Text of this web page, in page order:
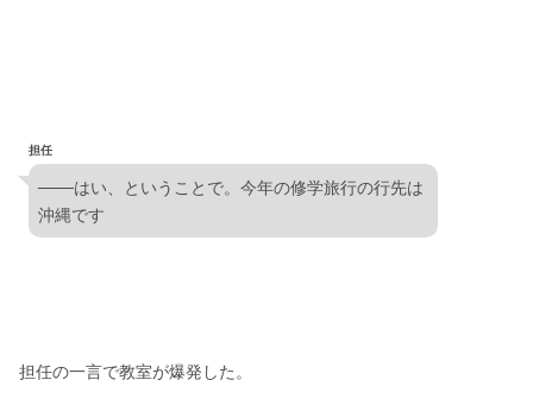
担任
───はい、ということで。今年の修学旅行の行先は
沖縄です
担任の一言で教室が爆発した。